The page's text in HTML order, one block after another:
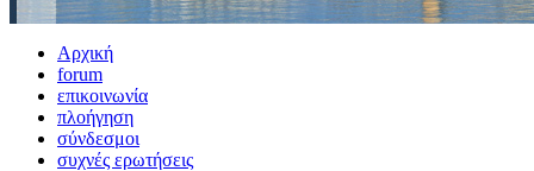
Αρχική
forum
επικοινωνία
πλοήγηση
σύνδεσμοι
συχνές ερωτήσεις